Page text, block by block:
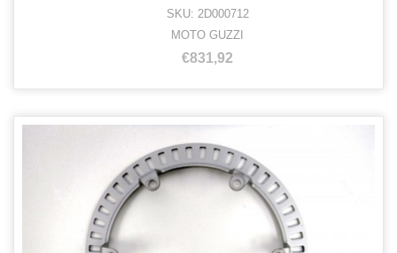
SKU: 2D000712
MOTO GUZZI
€831,92